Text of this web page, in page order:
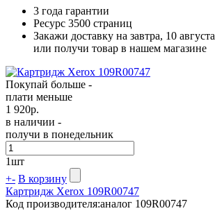
3 года гарантии
Ресурс 3500 страниц
Закажи доставку на завтра, 10 августа
или получи товар в нашем магазине
Покупай больше -
плати меньше
1 920р.
в наличии -
получи в понедельник
1шт
+- В корзину
Картридж Xerox 109R00747
Код производителя:аналог 109R00747